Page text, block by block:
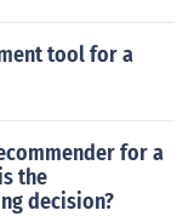
tool for a
for a
the
decision?